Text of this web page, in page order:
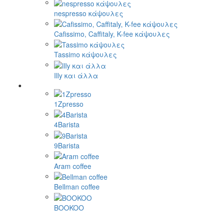
nespresso κάψουλες
Cafissimo, Caffitaly, K-fee κάψουλες
Tassimo κάψουλες
Illy και άλλα
1Zpresso
4Barista
9Barista
Aram coffee
Bellman coffee
BOOKOO